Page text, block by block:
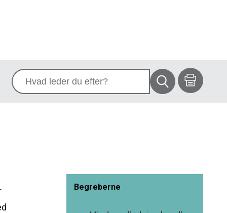
Begreberne